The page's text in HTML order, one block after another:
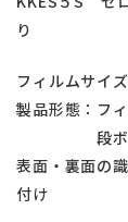
り
フィルムサイ
製品形態：フ
段ボール
表面・裏面の
付け